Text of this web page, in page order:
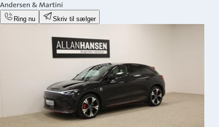
Ring nu Skriv til sælger